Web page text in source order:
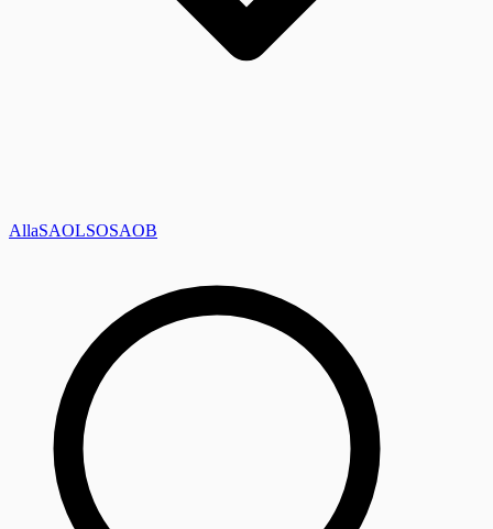
AllaSAOLSOSAOB